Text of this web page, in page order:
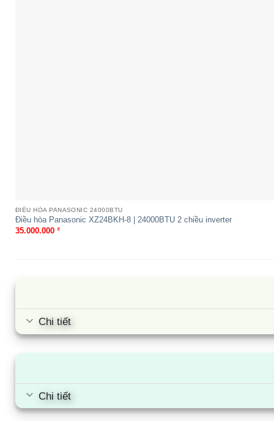
ĐIỀU HÒA PANASONIC 24000BTU
Điều hòa Panasonic XZ24BKH-8 | 24000BTU 2 chiều inverter
35.000.000 ₫
Chi tiết
Chi tiết